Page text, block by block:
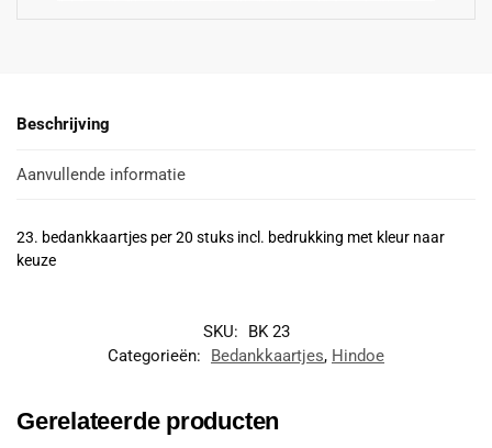
Beschrijving
Aanvullende informatie
23. bedankkaartjes per 20 stuks incl. bedrukking met kleur naar
keuze
SKU:
BK 23
Categorieën:
Bedankkaartjes, Hindoe
Gerelateerde producten